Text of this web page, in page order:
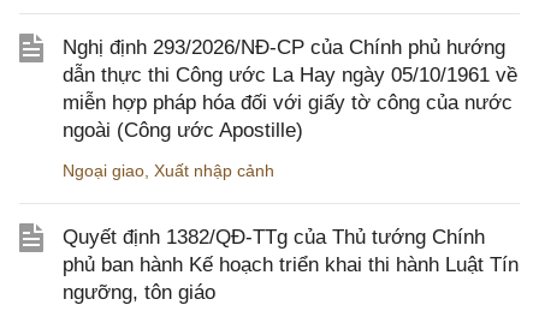
Nghị định 293/2026/NĐ-CP của Chính phủ hướng
dẫn thực thi Công ước La Hay ngày 05/10/1961 về
miễn hợp pháp hóa đối với giấy tờ công của nước
ngoài (Công ước Apostille)
Ngoại giao, Xuất nhập cảnh
Quyết định 1382/QĐ-TTg của Thủ tướng Chính
phủ ban hành Kế hoạch triển khai thi hành Luật Tín
ngưỡng, tôn giáo